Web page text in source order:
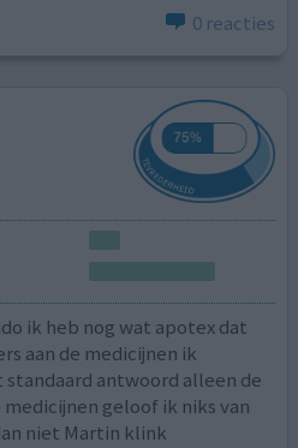
0 reacties
ik heb nog wat apotex dat
aan de medicijnen ik
antwoord alleen de
geloof ik niks van
niet Martin klink